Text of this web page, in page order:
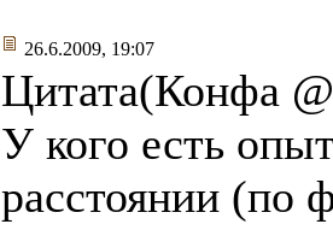
26.6.2009, 19:07
Цитата(Конфа
У кого есть
расстоянии (по